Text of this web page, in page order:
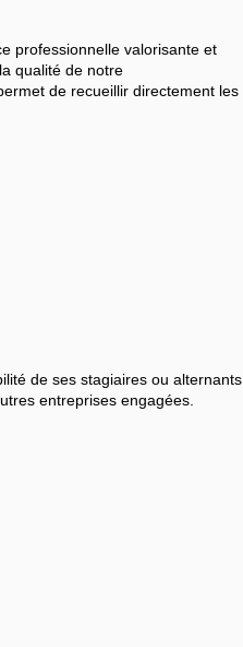
professionnelle valorisante et
qualité de notre
de recueillir directement les
de ses stagiaires ou alternants
entreprises engagées.